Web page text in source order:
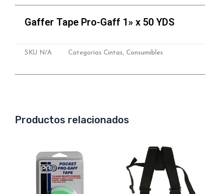
Gaffer Tape Pro-Gaff 1» x 50 YDS
SKU N/A Categorías Cintas, Consumibles
Productos relacionados